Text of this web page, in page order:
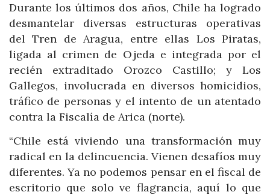
Durante los últimos dos años, Chile ha logrado
desmantelar diversas estructuras operativas
del Tren de Aragua, entre ellas Los Piratas,
ligada al crimen de Ojeda e integrada por el
recién extraditado Orozco Castillo; y Los
Gallegos, involucrada en diversos homicidios,
tráfico de personas y el intento de un atentado
contra la Fiscalía de Arica (norte).
“Chile está viviendo una transformación muy
radical en la delincuencia. Vienen desafíos muy
diferentes. Ya no podemos pensar en el fiscal de
escritorio que solo ve flagrancia, aquí lo que